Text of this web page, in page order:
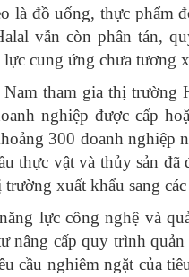
là đồ uống, thực phẩm
vẫn còn phân tán,
cung ứng chưa tương
tham gia thị trường
nghiệp được cấp
300 doanh nghiệp
thực vật và thủy sản đã
xuất khẩu sang
lực công nghệ và
nâng cấp quy trình
cầu nghiêm ngặt của